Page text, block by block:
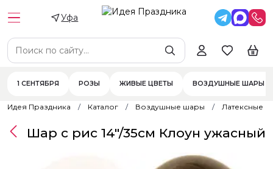
Уфа
1 СЕНТЯБРЯ РОЗЫ ЖИВЫЕ ЦВЕТЫ ВОЗДУШНЫЕ ШАРЫ
Идея Праздника Каталог Воздушные шары Латексные
Шар с рис 14"/35см Клоун ужасный